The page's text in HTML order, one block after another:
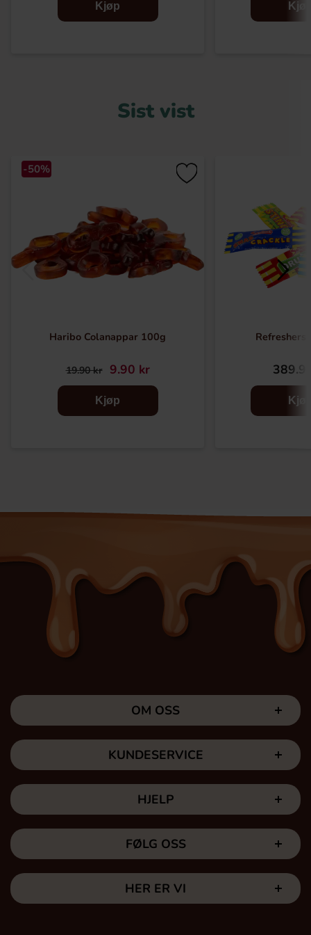
Kjøp
Sist vist
-50%
Haribo Colanappar 100g
19.90 kr 9.90 kr
Kjøp
Refreshers
OM OSS
KUNDESERVICE
HJELP
FØLG OSS
HER ER VI